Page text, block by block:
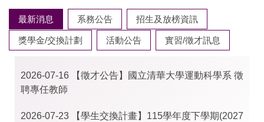
最新消息 系務公告 招生及放榜資訊
獎學金/交換計劃 活動公告 實習/徵才訊息
2026-07-16
【徵才公告】國立清華大學運動科學系 徵
聘專任教師
2026-07-23
【學生交換計畫】115學年度下學期(2027